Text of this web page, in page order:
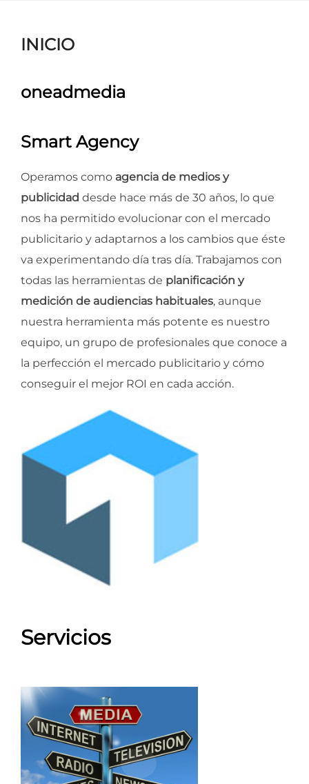
INICIO
oneadmedia
Smart Agency
Operamos como agencia de medios y
publicidad desde hace más de 30 años, lo que
nos ha permitido evolucionar con el mercado
publicitario y adaptarnos a los cambios que éste
va experimentando día tras día. Trabajamos con
todas las herramientas de planificación y
medición de audiencias habituales, aunque
nuestra herramienta más potente es nuestro
equipo, un grupo de profesionales que conoce a
la perfección el mercado publicitario y cómo
conseguir el mejor ROI en cada acción.
Servicios